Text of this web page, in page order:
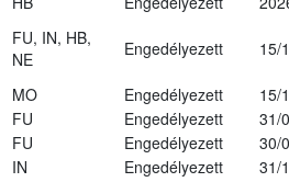
FU, IN, HB,
NE
Engedélyezett 15/
MO Engedélyezett
15/
FU Engedélyezett
31/
FU Engedélyezett
30/
IN Engedélyezett
31/